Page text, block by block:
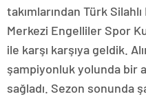
takımlarından Türk
Merkezi Engelliler Spor
ile karşı karşıya geldik.
şampiyonluk yolunda bir
sağladı. Sezon sonunda